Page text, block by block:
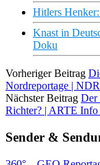
Hitlers
Knast in
Doku
Vorheriger Beitrag
Nordreportage |
Nächster Beitrag Der
Richter? | ARTE Info
Sender &